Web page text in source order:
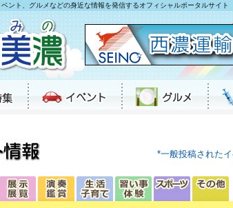
ント、グルメなどの身近な情報を発信するオフィシャルポータルサイト
*一般投稿された